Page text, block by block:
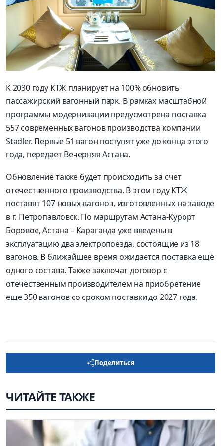
К 2030 году КТЖ планирует на 100% обновить
пассажирский вагонный парк. В рамках масштабной
программы модернизации предусмотрена поставка
557 современных вагонов производства компании
Stadler. Первые 51 вагон поступят уже до конца этого
года, передает Вечерняя Астана.
Обновление также будет происходить за счёт
отечественного производства. В этом году КТЖ
поставят 107 новых вагонов, изготовленных на заводе
в г. Петропавловск. По маршрутам Астана-Курорт
Боровое, Астана – Караганда уже введены в
эксплуатацию два электропоезда, состоящие из 18
вагонов. В ближайшее время ожидается поставка ещё
одного состава. Также заключат договор с
отечественным производителем на приобретение
еще 350 вагонов со сроком поставки до 2027 года.
Поделиться
ЧИТАЙТЕ ТАКЖЕ